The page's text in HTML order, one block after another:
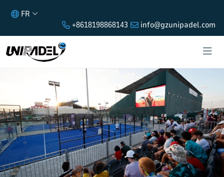
FR
+8618198868143
info@gzunipadel.com